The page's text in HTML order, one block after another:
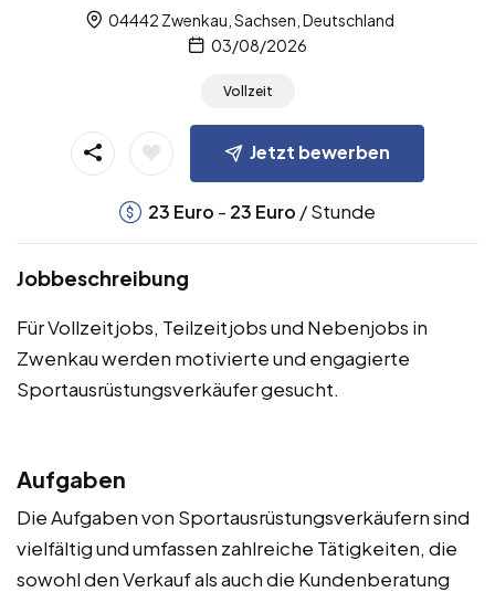
04442 Zwenkau, Sachsen, Deutschland
03/08/2026
Vollzeit
Jetzt bewerben
23 Euro - 23 Euro / Stunde
Jobbeschreibung
Für Vollzeitjobs, Teilzeitjobs und Nebenjobs in
Zwenkau werden motivierte und engagierte
Sportausrüstungsverkäufer gesucht.
Aufgaben
Die Aufgaben von Sportausrüstungsverkäufern sind
vielfältig und umfassen zahlreiche Tätigkeiten, die
sowohl den Verkauf als auch die Kundenberatung